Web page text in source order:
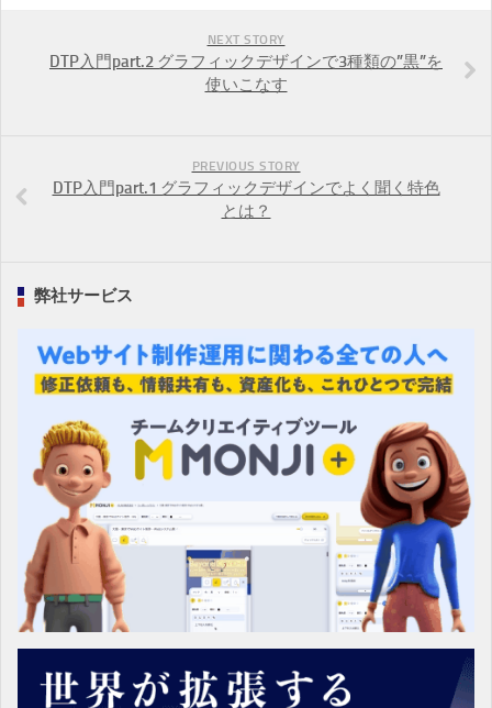
NEXT STORY
DTP入門part.2 グラフィックデザインで3種類の”黒”を
使いこなす
PREVIOUS STORY
DTP入門part.1 グラフィックデザインでよく聞く特色
とは？
弊社サービス